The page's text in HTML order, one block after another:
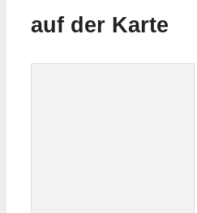
auf der Karte